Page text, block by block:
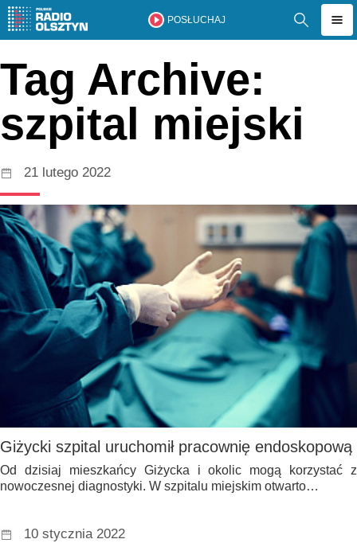
POSŁUCHAJ
Tag Archive:
szpital miejski
21 lutego 2022
Giżycki szpital uruchomił pracownię endoskopową
Od dzisiaj mieszkańcy Giżycka i okolic mogą korzystać z
nowoczesnej diagnostyki. W szpitalu miejskim otwarto…
10 stycznia 2022